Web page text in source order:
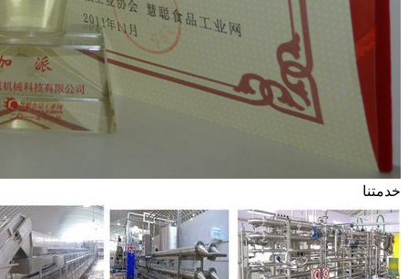
خدمتنا